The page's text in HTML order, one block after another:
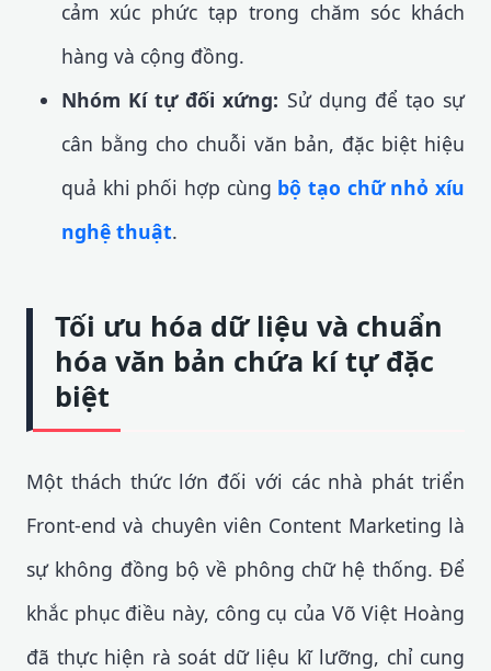
cảm xúc phức tạp trong chăm sóc khách
hàng và cộng đồng.
Nhóm Kí tự đối xứng: Sử dụng để tạo sự
cân bằng cho chuỗi văn bản, đặc biệt hiệu
quả khi phối hợp cùng bộ tạo chữ nhỏ xíu
nghệ thuật.
Tối ưu hóa dữ liệu và chuẩn
hóa văn bản chứa kí tự đặc
biệt
Một thách thức lớn đối với các nhà phát triển
Front-end và chuyên viên Content Marketing là
sự không đồng bộ về phông chữ hệ thống. Để
khắc phục điều này, công cụ của Võ Việt Hoàng
đã thực hiện rà soát dữ liệu kĩ lưỡng, chỉ cung